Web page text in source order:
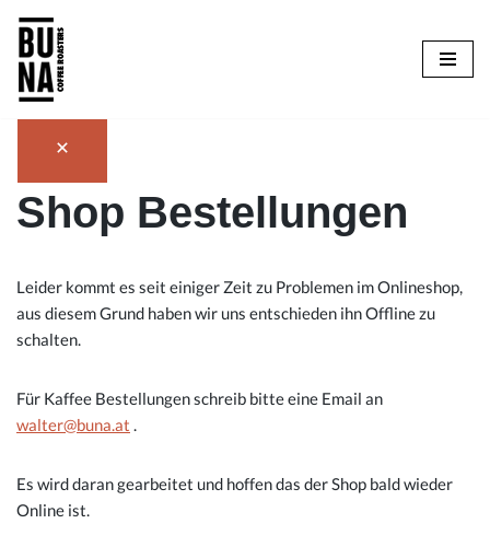
Zum
Inhalt
Shop Bestellungen
Leider kommt es seit einiger Zeit zu Problemen im Onlineshop,
aus diesem Grund haben wir uns entschieden ihn Offline zu
schalten.
Für Kaffee Bestellungen schreib bitte eine Email an
walter@buna.at .
Es wird daran gearbeitet und hoffen das der Shop bald wieder
Online ist.